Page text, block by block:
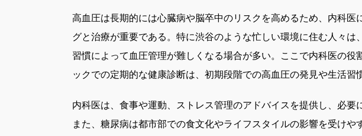
高血圧は長期的には心臓病や脳卒中のリスクを高めるため、内科医
グと治療が重要である。特に渋谷のような忙しい環境に住む人々は
習慣によって血圧管理が難しくなる場合が多い。ここで内科医の役
ックでの定期的な健康診断は、初期段階での高血圧の発見や生活習
内科医は、食事や運動、ストレス管理のアドバイスを提供し、必要
また、糖尿病は都市部での食文化やライフスタイルの影響を受けや